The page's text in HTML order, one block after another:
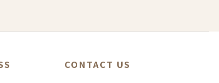
CONTACT US